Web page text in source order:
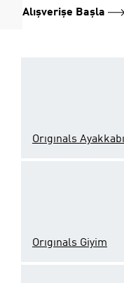
Alışverişe Başla
Orıgınals Ayakkabı
Orıgınals Giyim